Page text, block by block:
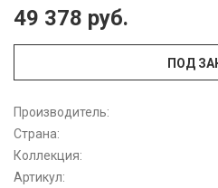
49 378 руб.
ПОД
Производитель:
Страна:
Коллекция:
Артикул: